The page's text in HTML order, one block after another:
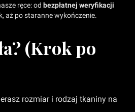
ręce: od bezpłatnej weryfikacji
aż po staranne wykończenie.
(Krok po
rozmiar i rodzaj tkaniny na